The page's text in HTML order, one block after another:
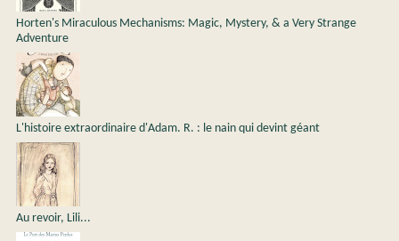
Horten's Miraculous Mechanisms: Magic, Mystery, & a Very Strange
Adventure
L'histoire extraordinaire d'Adam. R. : le nain qui devint géant
Au revoir, Lili...